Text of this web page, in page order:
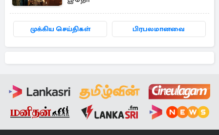
முக்கிய செய்திகள் பிரபலமானவை